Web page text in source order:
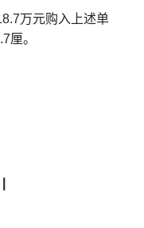
万元购入上述单
厘。